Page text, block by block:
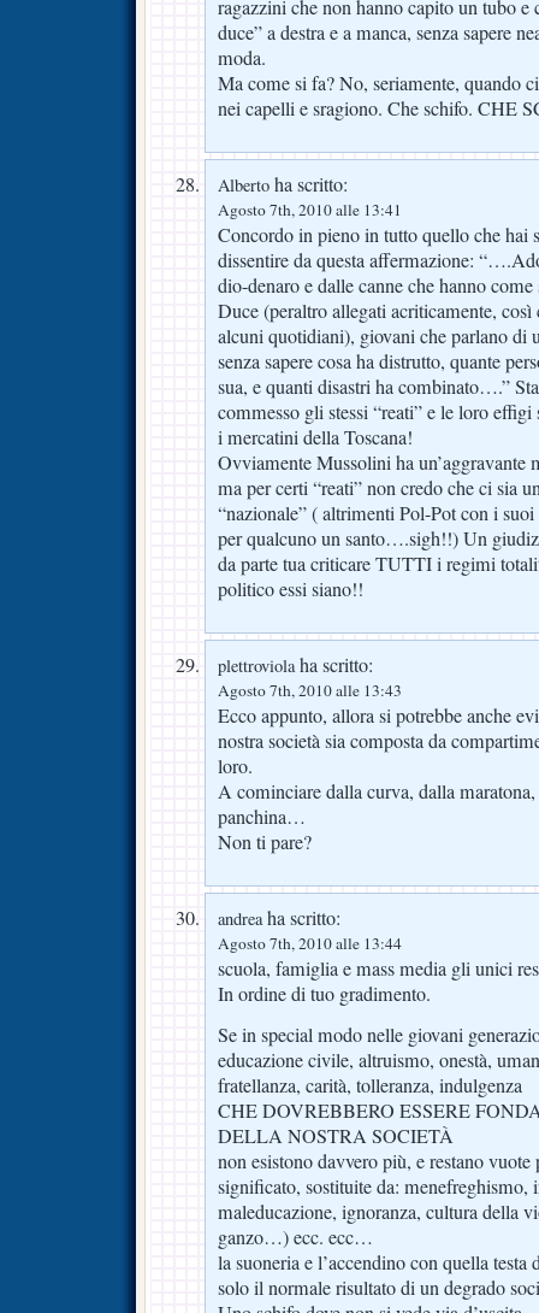
ragazzini che non hanno capito un tubo
duce” a destra e a manca, senza sapere
moda.
Ma come si fa? No, seriamente, quando
nei capelli e sragiono. Che schifo. CHE
Alberto ha scritto:
Agosto 7th, 2010 alle 13:41
Concordo in pieno in tutto quello che
dissentire da questa affermazione:
dio-denaro e dalle canne che hanno
Duce (peraltro allegati acriticamente, così
alcuni quotidiani), giovani che parlano di
senza sapere cosa ha distrutto, quante
sua, e quanti disastri ha combinato….”
commesso gli stessi “reati” e le loro
i mercatini della Toscana!
Ovviamente Mussolini ha un’aggravante
ma per certi “reati” non credo che ci sia
“nazionale” ( altrimenti Pol-Pot con i
per qualcuno un santo….sigh!!) Un
da parte tua criticare TUTTI i regimi
politico essi siano!!
plettroviolaha scritto:
Agosto 7th, 2010 alle 13:43
Ecco appunto, allora si potrebbe anche
nostra società sia composta da
loro.
A cominciare dalla curva, dalla
panchina…
Non ti pare?
andreaha scritto:
Agosto 7th, 2010 alle 13:44
scuola, famiglia e mass media gli unici
In ordine di tuo gradimento.
Se in special modo nelle giovani
educazione civile, altruismo, onestà,
fratellanza, carità, tolleranza, indulgenza
CHE DOVREBBERO ESSERE
DELLA NOSTRA SOCIETÀ
non esistono davvero più, e restano vuote
significato, sostituite da: menefreghismo,
maleducazione, ignoranza, cultura della
ganzo…) ecc. ecc…
la suoneria e l’accendino con quella
solo il normale risultato di un degrado